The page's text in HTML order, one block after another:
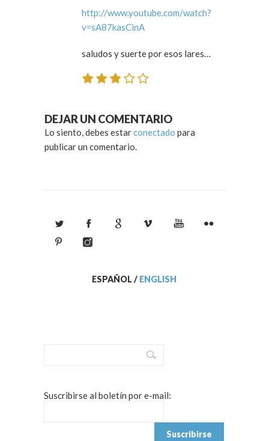
http://www.youtube.com/watch?
v=sA87kasCinA
saludos y suerte por esos lares…
DEJAR UN COMENTARIO
Lo siento, debes estarconectado para
publicar un comentario.
ESPAÑOL / ENGLISH
Suscribirse al boletín por e-mail: